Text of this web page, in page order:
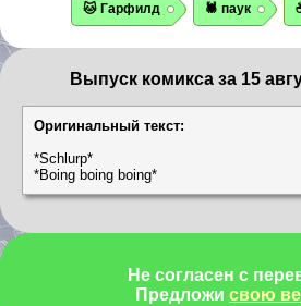
🐱 Гарфилд 🕷️ паук
Выпуск комикса за 15
Оригинальный текст:
*Schlurp*
*Boing boing boing*
Не согласен с
Предложи свою